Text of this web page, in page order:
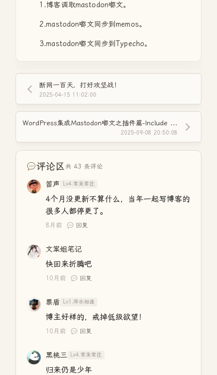
1.博客调取mastodon嘟文。
2.mastodon嘟文同步到memos。
3.mastodon嘟文同步到Typecho。
断网一百天，打好攻坚战！
2025-04-15 11:02:00
WordPress集成Mastodon嘟文之插件篇-Include Mastodon Feed
2025-09-08 20:50:08
评论区共 43 条评论
笛声 Lv4.常来常往
4个月没更新不算什么，当年一起写博客的
很多人都停更了。
8月前 回复
文案姐笔记
快回来折腾吧
10月前 回复
票盾 Lv1.萍水相逢
博主好样的，戒掉低级欲望！
10月前 回复
黑桃三 Lv4.常来常往
归来仍是少年